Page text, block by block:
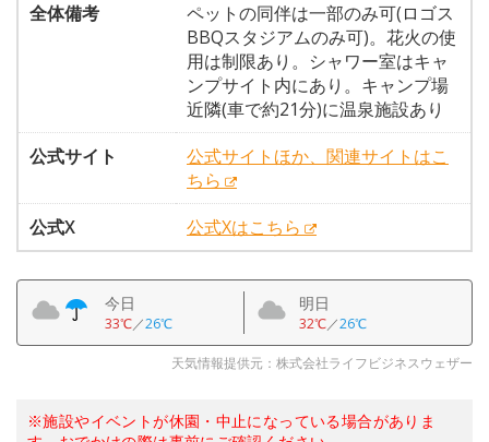
全体備考
ペットの同伴は一部のみ可(ロゴス
BBQスタジアムのみ可)。花火の使
用は制限あり。シャワー室はキャ
ンプサイト内にあり。キャンプ場
近隣(車で約21分)に温泉施設あり
公式サイト
公式サイトほか、関連サイトはこ
ちら
公式X
公式Xはこちら
今日
33℃／26℃
明日
32℃／26℃
天気情報提供元：株式会社ライフビジネスウェザー
※施設やイベントが休園・中止になっている場合がありま